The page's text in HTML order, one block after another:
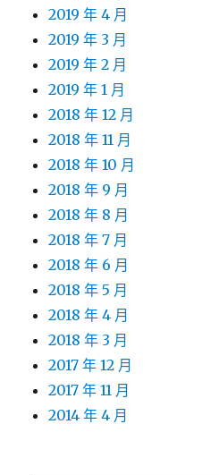
2019 年 4 月
2019 年 3 月
2019 年 2 月
2019 年 1 月
2018 年 12 月
2018 年 11 月
2018 年 10 月
2018 年 9 月
2018 年 8 月
2018 年 7 月
2018 年 6 月
2018 年 5 月
2018 年 4 月
2018 年 3 月
2017 年 12 月
2017 年 11 月
2014 年 4 月